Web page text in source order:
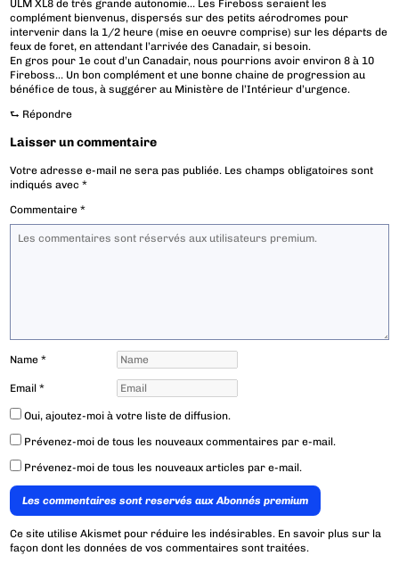
ULM XL8 de très grande autonomie… Les Fireboss seraient les
complément bienvenus, dispersés sur des petits aérodromes pour
intervenir dans la 1/2 heure (mise en oeuvre comprise) sur les départs de
feux de foret, en attendant l’arrivée des Canadair, si besoin.
En gros pour 1e cout d’un Canadair, nous pourrions avoir environ 8 à 10
Fireboss… Un bon complément et une bonne chaine de progression au
bénéfice de tous, à suggérer au Ministère de l’Intérieur d’urgence.
⮑ Répondre
Laisser un commentaire
Votre adresse e-mail ne sera pas publiée. Les champs obligatoires sont
indiqués avec*
Commentaire*
Name*
Email*
Oui, ajoutez-moi à votre liste de diffusion.
Prévenez-moi de tous les nouveaux commentaires par e-mail.
Prévenez-moi de tous les nouveaux articles par e-mail.
Les commentaires sont reservés aux Abonnés premium
Ce site utilise Akismet pour réduire les indésirables. En savoir plus sur la
façon dont les données de vos commentaires sont traitées.